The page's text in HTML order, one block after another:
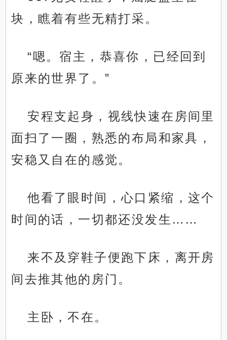
块，瞧着有些无精打采。
“嗯。宿主，恭喜你，已经回到
原来的世界了。”
安程支起身，视线快速在房间里
面扫了一圈，熟悉的布局和家具，
安稳又自在的感觉。
他看了眼时间，心口紧缩，这个
时间的话，一切都还没发生……
来不及穿鞋子便跑下床，离开房
间去推其他的房门。
主卧，不在。